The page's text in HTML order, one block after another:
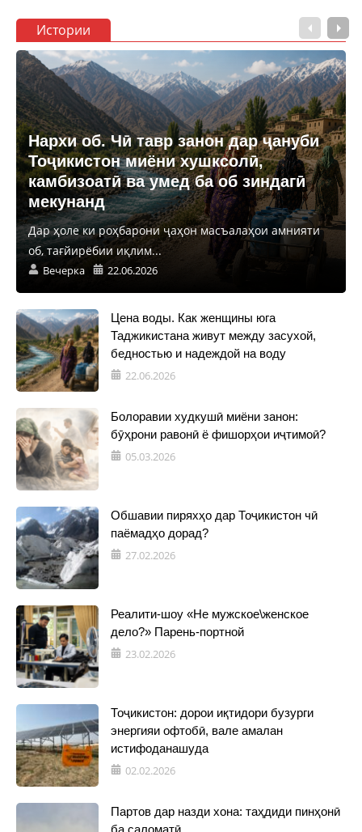
Истории
Нархи об. Чӣ тавр занон дар ҷануби
Тоҷикистон миёни хушксолӣ,
камбизоатӣ ва умед ба об зиндагӣ
мекунанд
Дар ҳоле ки роҳбарони ҷаҳон масъалаҳои амнияти
об, тағйирёбии иқлим...
Вечерка 22.06.2026
Цена воды. Как женщины юга
Таджикистана живут между засухой,
бедностью и надеждой на воду
22.06.2026
Болоравии худкушӣ миёни занон:
бӯҳрони равонӣ ё фишорҳои иҷтимоӣ?
05.03.2026
Обшавии пиряхҳо дар Тоҷикистон чӣ
паёмадҳо дорад?
27.02.2026
Реалити-шоу «Не мужское\женское
дело?» Парень-портной
23.02.2026
Тоҷикистон: дорои иқтидори бузурги
энергияи офтобӣ, вале амалан
истифоданашуда
02.02.2026
Партов дар назди хона: таҳдиди пинҳонӣ
ба саломатӣ